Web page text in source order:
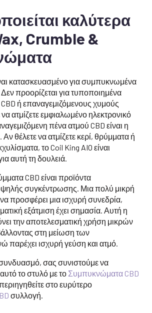
καλύτερα
Crumble &
κατασκευασμένο για συμπυκνωμένα
προορίζεται για τυποποιημένα
ή επαναγεμιζόμενους χυμούς
ατμίζετε εμφιαλωμένο ηλεκτρονικό
πένα ατμού CBD είναι η
θέλετε να ατμίζετε κερί, θρύμματα ή
το Coil King AIO είναι
αυτή τη δουλειά.
CBD είναι προϊόντα
συγκέντρωσης. Μια πολύ μικρή
προσφέρει μια ισχυρή συνεδρία,
εξάτμιση έχει σημασία. Αυτή η
την αποτελεσματική χρήση μικρών
στη μείωση των
παρέχει ισχυρή γεύση και ατμό.
σας συνιστούμε να
το στυλό με το Συμπυκνώματα CBD
στο ευρύτερο
συλλογή.